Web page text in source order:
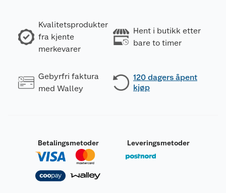
Kvalitetsprodukter
fra kjente
merkevarer
Hent i butikk etter
bare to timer
Gebyrfri faktura
med Walley
120 dagers åpent
kjøp
Betalingsmetoder Leveringsmetoder